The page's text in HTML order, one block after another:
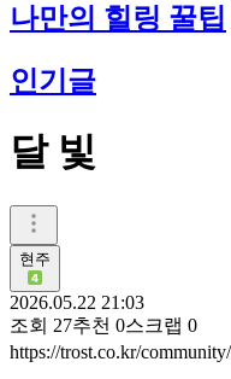
나만의 힐링 꿀팁
인기글
달 빛
현주
2026.05.22 21:03
조회 27추천 0스크랩 0
https://trost.co.kr/